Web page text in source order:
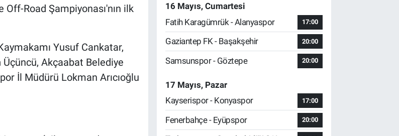
Road Şampiyonası'nın ilk
Yusuf Cankatar,
Akçaabat Belediye
İl Müdürü Lokman Arıcıoğlu
16 Mayıs, Cumartesi
Fatih Karagümrük - Alanyaspor
17:00
Gaziantep FK - Başakşehir 20:00
Samsunspor - Göztepe 20:00
17 Mayıs, Pazar
Kayserispor - Konyaspor
17:00
Fenerbahçe - Eyüpspor 20:00